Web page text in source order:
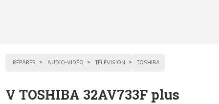
RÉPARER AUDIO-VIDÉO TÉLÉVISION TOSHIBA
V TOSHIBA 32AV733F plus